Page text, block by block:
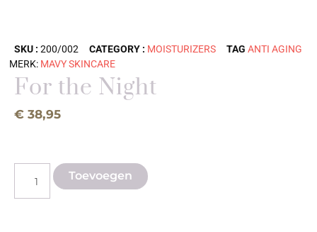
SKU : 200/002 CATEGORY : MOISTURIZERS TAG ANTI AGING
MERK: MAVY SKINCARE
For the Night
€ 38,95
Toevoegen